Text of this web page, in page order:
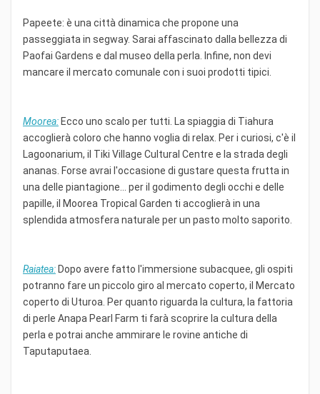
Papeete: è una città dinamica che propone una
passeggiata in segway. Sarai affascinato dalla bellezza di
Paofai Gardens e dal museo della perla. Infine, non devi
mancare il mercato comunale con i suoi prodotti tipici.
Moorea: Ecco uno scalo per tutti. La spiaggia di Tiahura
accoglierà coloro che hanno voglia di relax. Per i curiosi, c'è il
Lagoonarium, il Tiki Village Cultural Centre e la strada degli
ananas. Forse avrai l'occasione di gustare questa frutta in
una delle piantagione... per il godimento degli occhi e delle
papille, il Moorea Tropical Garden ti accoglierà in una
splendida atmosfera naturale per un pasto molto saporito.
Raiatea: Dopo avere fatto l'immersione subacquee, gli ospiti
potranno fare un piccolo giro al mercato coperto, il Mercato
coperto di Uturoa. Per quanto riguarda la cultura, la fattoria
di perle Anapa Pearl Farm ti farà scoprire la cultura della
perla e potrai anche ammirare le rovine antiche di
Taputaputaea.